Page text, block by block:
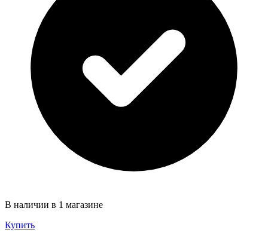
В наличии в 1 магазине
Купить